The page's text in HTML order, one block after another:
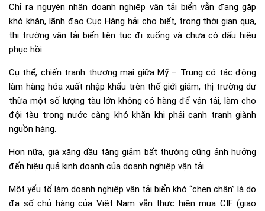
Chỉ ra nguyên nhân doanh nghiệp vận tải biển vẫn đang gặp
khó khăn, lãnh đạo Cục Hàng hải cho biết, trong thời gian qua,
thị trường vận tải biển liên tục đi xuống và chưa có dấu hiệu
phục hồi.
Cụ thể, chiến tranh thương mại giữa Mỹ – Trung có tác động
làm hàng hóa xuất nhập khẩu trên thế giới giảm, thị trường dư
thừa một số lượng tàu lớn không có hàng để vận tải, làm cho
đội tàu trong nước càng khó khăn khi phải cạnh tranh giành
nguồn hàng.
Hơn nữa, giá xăng dầu tăng giảm bất thường cũng ảnh hưởng
đến hiệu quả kinh doanh của doanh nghiệp vận tải.
Một yếu tố làm doanh nghiệp vận tải biển khó “chen chân” là do
đa số chủ hàng của Việt Nam vẫn thực hiện mua CIF (giao